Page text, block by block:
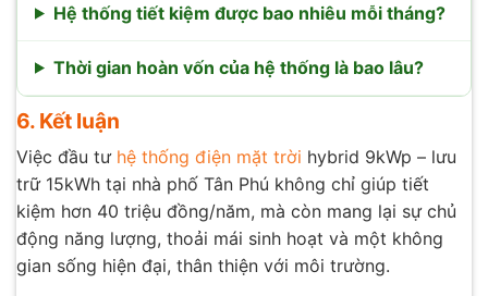
Hệ thống tiết kiệm được bao nhiêu mỗi tháng?
Thời gian hoàn vốn của hệ thống là bao lâu?
6. Kết luận
Việc đầu tư hệ thống điện mặt trời hybrid 9kWp – lưu
trữ 15kWh tại nhà phố Tân Phú không chỉ giúp tiết
kiệm hơn 40 triệu đồng/năm, mà còn mang lại sự chủ
động năng lượng, thoải mái sinh hoạt và một không
gian sống hiện đại, thân thiện với môi trường.